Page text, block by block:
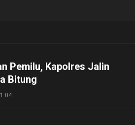
Pemilu, Kapolres Jalin
Bitung